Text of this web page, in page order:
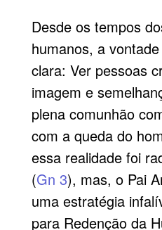
Desde os tempos
humanos, a
clara: Ver pessoas
imagem e
plena comunhão
com a queda do
essa realidade foi
(Gn 3), mas, o Pai
uma estratégia
para Redenção da